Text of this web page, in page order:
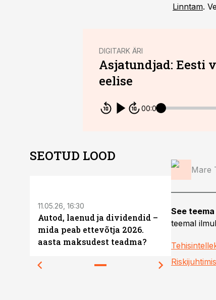
Linntam.
DIGITARK ÄRI
Asjatundjad: Eesti
eelise
00:00
Mare
See
teemal
SEOTUD LOOD
11.05.26, 16:30
Autod, laenud ja dividendid –
mida peab ettevõtja 2026.
aasta maksudest teadma?